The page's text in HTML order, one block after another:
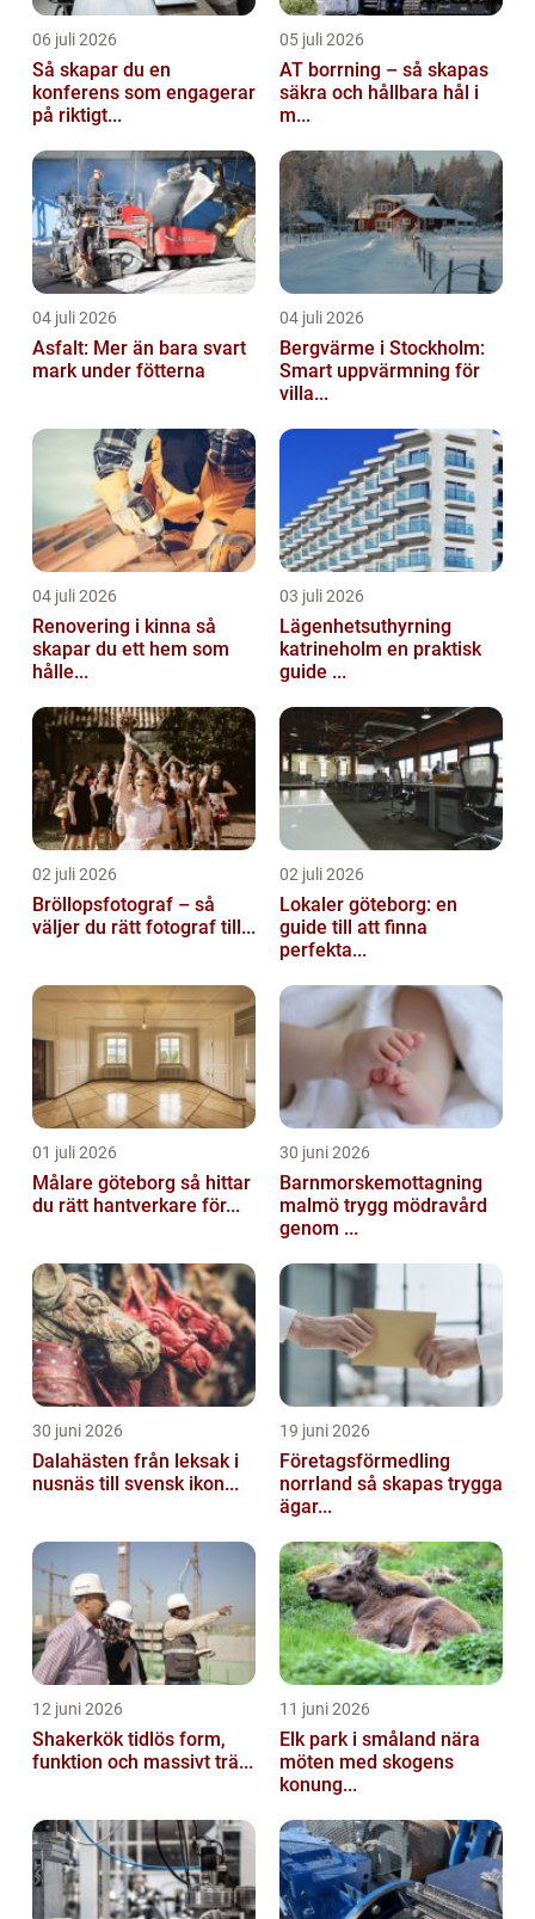
06 juli 2026
Så skapar du en
konferens som engagerar
på riktigt...
05 juli 2026
AT borrning – så skapas
säkra och hållbara hål i
m...
04 juli 2026
Asfalt: Mer än bara svart
mark under fötterna
04 juli 2026
Bergvärme i Stockholm:
Smart uppvärmning för
villa...
04 juli 2026
Renovering i kinna så
skapar du ett hem som
hålle...
03 juli 2026
Lägenhetsuthyrning
katrineholm en praktisk
guide ...
02 juli 2026
Bröllopsfotograf – så
väljer du rätt fotograf till...
02 juli 2026
Lokaler göteborg: en
guide till att finna
perfekta...
01 juli 2026
Målare göteborg så hittar
du rätt hantverkare för...
30 juni 2026
Barnmorskemottagning
malmö trygg mödravård
genom ...
30 juni 2026
Dalahästen från leksak i
nusnäs till svensk ikon...
19 juni 2026
Företagsförmedling
norrland så skapas trygga
ägar...
12 juni 2026
Shakerkök tidlös form,
funktion och massivt trä...
11 juni 2026
Elk park i småland nära
möten med skogens
konung...